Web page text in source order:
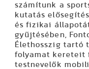
számítunk a
kutatás
és fizikai
gyűjtésében,
Élethosszig tartó
folyamat kereteit
testnevelők